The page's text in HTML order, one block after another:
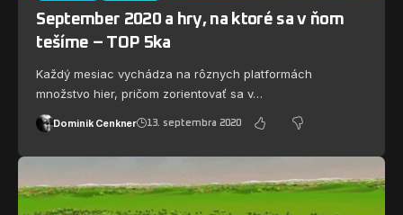
September 2020 a hry, na ktoré sa v ňom
tešíme – TOP 5ka
Každý mesiac vychádza na rôznych platformách
množstvo hier, pričom zorientovať sa v…
Dominik Cenkner 13. septembra 2020